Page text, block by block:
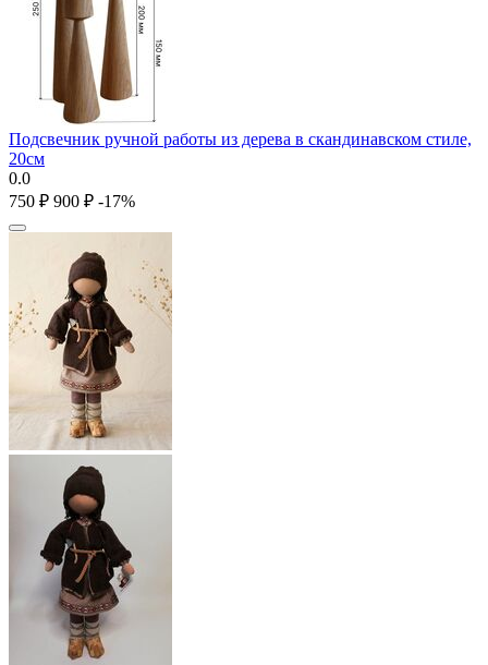
Подсвечник ручной работы из дерева в скандинавском стиле,
20см
0.0
‍750‍ ₽ ‍900‍ ₽ -17%